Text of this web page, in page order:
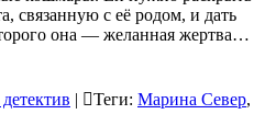
связанную с её родом, и дать
она — желанная жертва…
| Теги: Марина Север,